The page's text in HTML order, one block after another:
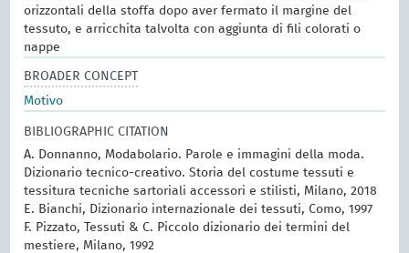
orizzontali della stoffa dopo aver fermato il margine del
tessuto, e arricchita talvolta con aggiunta di fili colorati o
nappe
BROADER CONCEPT
Motivo
BIBLIOGRAPHIC CITATION
A. Donnanno, Modabolario. Parole e immagini della moda.
Dizionario tecnico-creativo. Storia del costume tessuti e
tessitura tecniche sartoriali accessori e stilisti, Milano, 2018
E. Bianchi, Dizionario internazionale dei tessuti, Como, 1997
F. Pizzato, Tessuti & C. Piccolo dizionario dei termini del
mestiere, Milano, 1992